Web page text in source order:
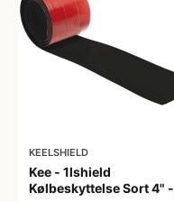
KEELSHIELD
Kee - 1lshield
Kølbeskyttelse Sort 4" -